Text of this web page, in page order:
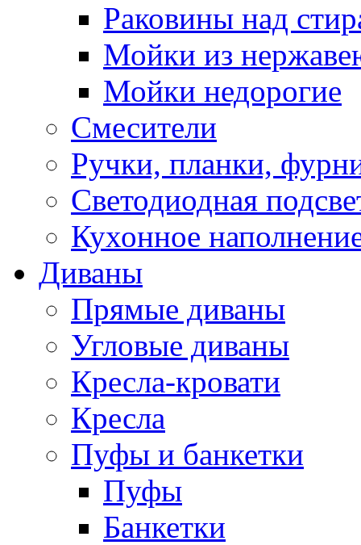
Раковины над
Мойки из
Мойки недорогие
Смесители
Ручки, планки,
Светодиодная
Кухонное
Диваны
Прямые диваны
Угловые диваны
Кресла-кровати
Кресла
Пуфы и банкетки
Пуфы
Банкетки